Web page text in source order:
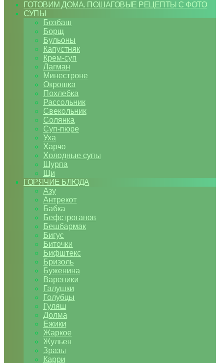
ГОТОВИМ ДОМА. ПОШАГОВЫЕ РЕЦЕПТЫ С ФОТО
СУПЫ
Бозбаш
Борщ
Бульоны
Капустняк
Крем-суп
Лагман
Минестроне
Окрошка
Похлебка
Рассольник
Свекольник
Солянка
Суп-пюре
Уха
Харчо
Холодные супы
Шурпа
Щи
ГОРЯЧИЕ БЛЮДА
Азу
Антрекот
Бабка
Бефстроганов
Бешбармак
Бигус
Биточки
Бифштекс
Бризоль
Буженина
Вареники
Галушки
Голубцы
Гуляш
Долма
Ежики
Жаркое
Жульен
Зразы
Карри